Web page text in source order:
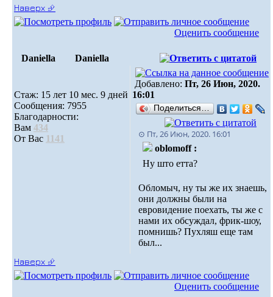
Наверх ⮵
Оценить сообщение
Daniella Daniella
Стаж: 15 лет 10 мес. 9 дней
Сообщения: 7955
Благодарности:
Вам 434
От Вас 1141
Добавлено: Пт, 26 Июн, 2020.
16:01
Поделиться…
⊙ Пт, 26 Июн, 2020. 16:01
oblomoff :
Ну што етта?
Обломыч, ну ты же их знаешь,
они должны были на
евровидение поехать, ты же с
нами их обсуждал, фрик-шоу,
помнишь? Пухляш еще там
был...
Наверх ⮵
Оценить сообщение